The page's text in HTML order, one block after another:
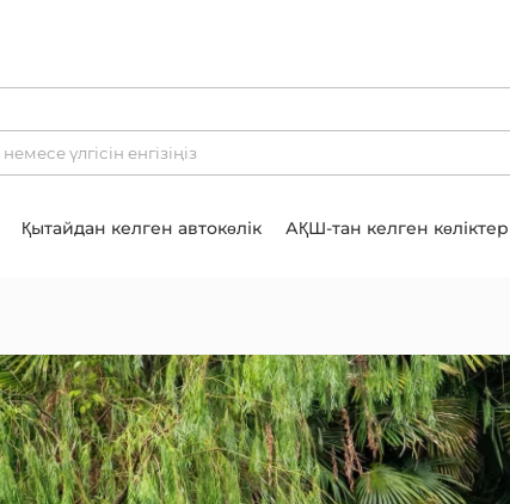
Қытайдан келген автокөлік АҚШ-тан келген көліктер